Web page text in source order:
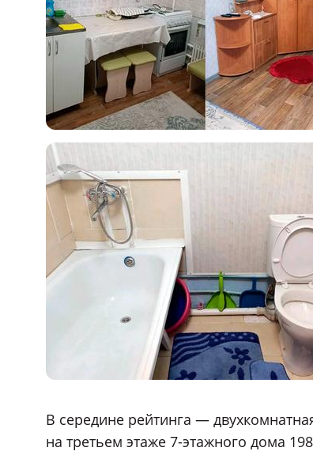
В середине рейтинга —
на третьем этаже 7-этажного дома